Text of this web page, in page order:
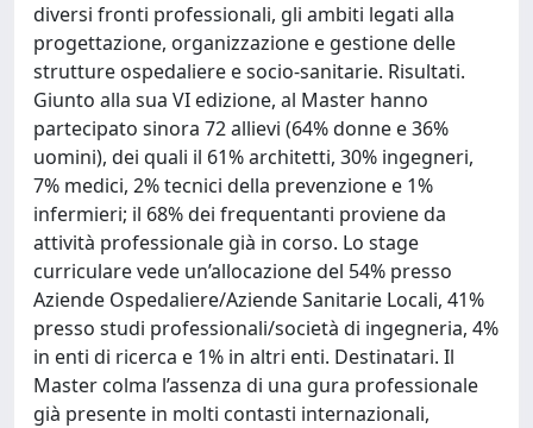
diversi fronti professionali, gli ambiti legati alla
progettazione, organizzazione e gestione delle
strutture ospedaliere e socio-sanitarie. Risultati.
Giunto alla sua VI edizione, al Master hanno
partecipato sinora 72 allievi (64% donne e 36%
uomini), dei quali il 61% architetti, 30% ingegneri,
7% medici, 2% tecnici della prevenzione e 1%
infermieri; il 68% dei frequentanti proviene da
attività professionale già in corso. Lo stage
curriculare vede un’allocazione del 54% presso
Aziende Ospedaliere/Aziende Sanitarie Locali, 41%
presso studi professionali/società di ingegneria, 4%
in enti di ricerca e 1% in altri enti. Destinatari. Il
Master colma l’assenza di una gura professionale
già presente in molti contasti internazionali,